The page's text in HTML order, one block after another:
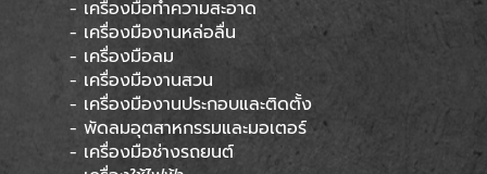
- เครื่องมือทำความสะอาด
- เครื่องมืองานหล่อลื่น
- เครื่องมือลม
- เครื่องมืองานสวน
- เครื่องมืองานประกอบและติดตั้ง
- พัดลมอุตสาหกรรมและมอเตอร์
- เครื่องมือช่างรถยนต์